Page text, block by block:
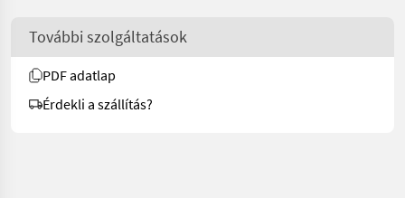
További szolgáltatások
PDF adatlap
Érdekli a szállítás?